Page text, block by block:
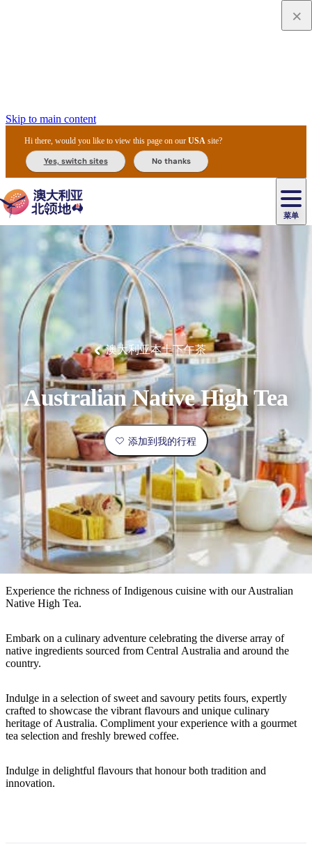
Skip to main content
Hi there, would you like to view this page on ourUSA site?
Yes, switch sites No thanks
菜单
主
导
航
景
点
受
欢
迎
目
的
地
内
陆
和
户
外
按
地
索
尔
文
丽
斯
泉
乌
鲁
鲁
杜
国
家
公
园
治
菲
特
国
家
瓦
塔
卡
国
家
公
园
岛
东
阿
纳
姆
地
马
温
泉
池
尼
特
米
鲁
克
国
家
公
园
卡
鲁
卡
鲁
/
理
石
保
护
区
马
古
克
瀑
布
茨
奥
里
查
克
唐
纳
国
家
公
园
活
动
验
旅
行
者
类
型
精
选
榜
单
体
验
食
攻
略
节
庆
与
活
动
户
外
和
探
险
然
和
野
生
动
历
史
和
遗
产
鱼
高
端
旅
游
露
华
野
营
旅
行
灵
感
规
划
您
的
行
规
划
和
预
订
实
用
信
息
规
划
住
宿
同
旅
程
租
车
和
交
通
索:
澳大利亚本土下午茶
Australian Native High Tea
添加到我的行程
Experience the richness of Indigenous cuisine with our Australian
Native High Tea.
Embark on a culinary adventure celebrating the diverse array of
native ingredients sourced from Central Australia and around the
country.
Indulge in a selection of sweet and savoury petits fours, expertly
crafted to showcase the vibrant flavours and unique culinary
heritage of Australia. Compliment your experience with a gourmet
tea selection and freshly brewed coffee.
Indulge in delightful flavours that honour both tradition and
innovation.